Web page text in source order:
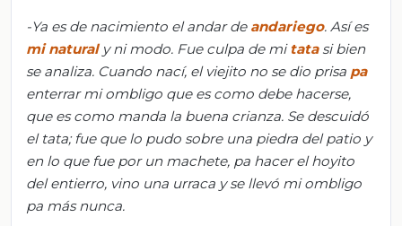
-Ya es de nacimiento el andar de andariego. Así es
mi natural y ni modo. Fue culpa de mitata si bien
se analiza. Cuando nací, el viejito no se dio prisa pa
enterrar mi ombligo que es como debe hacerse,
que escomo manda la buena crianza. Se descuidó
el tata; fue que lo pudo sobre una piedra del patio y
en lo que fue por un machete, pa hacer el hoyito
del entierro, vino una urraca y se llevó mi ombligo
pa más nunca.